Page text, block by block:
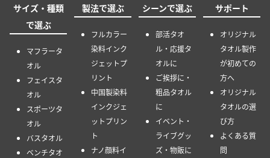
サイズ・種類
で選ぶ
マフラータ
オル
フェイスタ
オル
スポーツタ
オル
バスタオル
ベンチタオ
製法で選ぶ
フルカラー
染料インク
ジェットプ
リント
中国製染料
インクジェ
ットプリン
ト
ナノ顔料イ
シーンで選ぶ
部活タオ
ル・応援タ
オルに
ご挨拶に・
粗品タオル
に
イベント・
ライブグッ
ズ・物販に
サポート
オリジナル
タオル製作
が初めての
方へ
オリジナル
タオルの選
び方
よくある質
問